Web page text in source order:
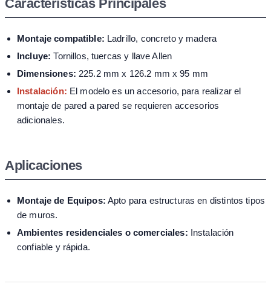
Características Principales
Montaje compatible: Ladrillo, concreto y madera
Incluye: Tornillos, tuercas y llave Allen
Dimensiones: 225.2 mm x 126.2 mm x 95 mm
Instalación: El modelo es un accesorio, para realizar el
montaje de pared a pared se requieren accesorios
adicionales.
Aplicaciones
Montaje de Equipos: Apto para estructuras en distintos tipos
de muros.
Ambientes residenciales o comerciales: Instalación
confiable y rápida.